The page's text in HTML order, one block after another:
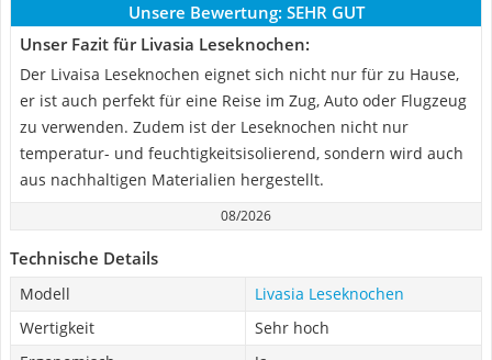
Unsere Bewertung: SEHR GUT
Unser Fazit für Livasia Leseknochen:
Der Livaisa Leseknochen eignet sich nicht nur für zu Hause,
er ist auch perfekt für eine Reise im Zug, Auto oder Flugzeug
zu verwenden. Zudem ist der Leseknochen nicht nur
temperatur- und feuchtigkeitsisolierend, sondern wird auch
aus nachhaltigen Materialien hergestellt.
08/2026
Technische Details
Modell
Livasia Leseknochen
Wertigkeit
Sehr hoch